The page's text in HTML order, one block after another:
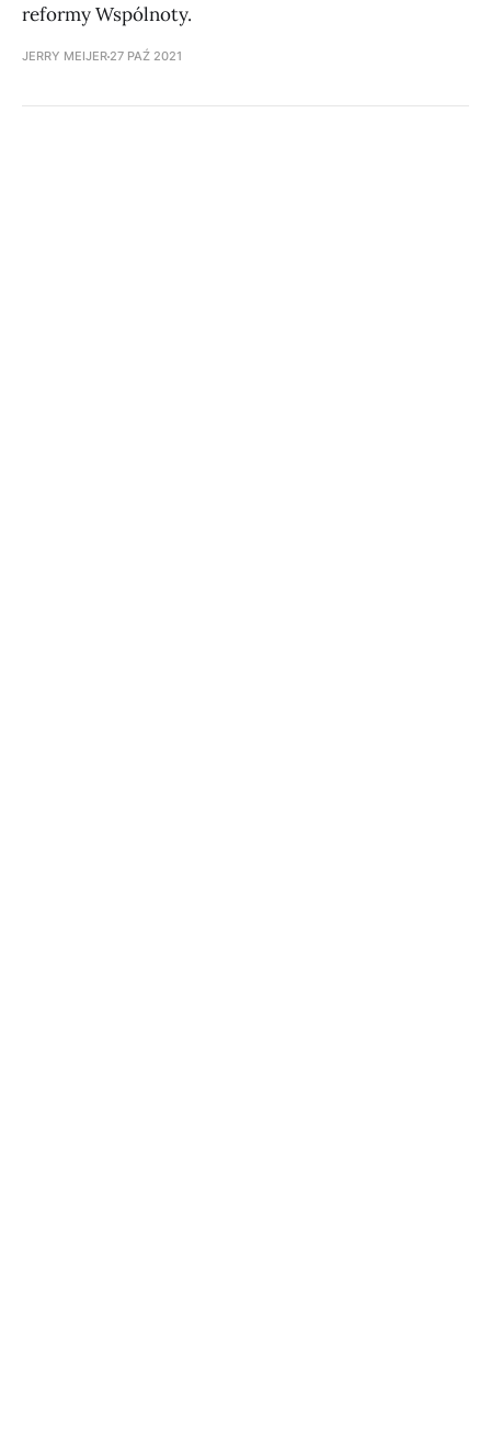
reformy Wspólnoty.
JERRY MEIJER 27 PAŹ 2021